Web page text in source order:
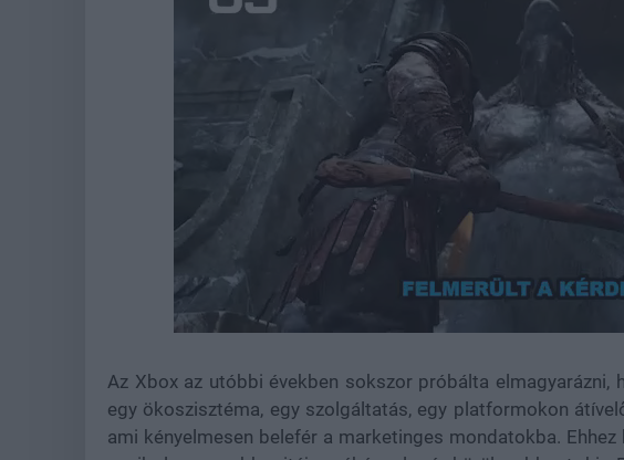
Unmute
39.09%
Az Xbox az utóbbi években sokszor próbálta elmagyarázni,
egy ökoszisztéma, egy szolgáltatás, egy platformokon
ami kényelmesen belefér a marketinges mondatokba.